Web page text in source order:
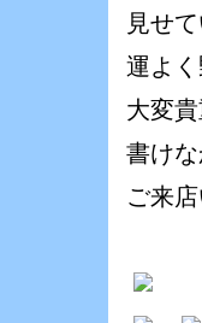
見せ
運よ
大変
書け
ご来